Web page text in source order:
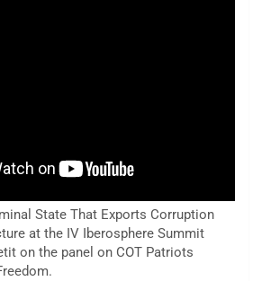
State That Exports Corruption
at the IV Iberosphere Summit
on the panel on COT Patriots